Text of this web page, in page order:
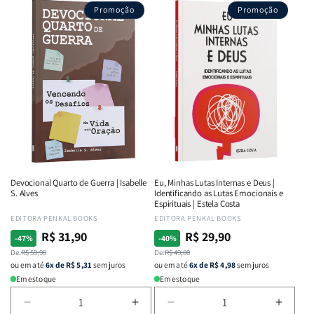
Promoção
Devocional Quarto de Guerra | Isabelle
S. Alves
Fornecedor:
EDITORA PENKAL BOOKS
-47%
Preço
normal
De:R$ 59,90
Preço
promocional
R$ 31,90
ou em até6x de R$ 5,31 sem juros
Em estoque
Aumentar
Promoção
Eu, Minhas Lutas Internas e Deus |
Identificando as Lutas Emocionais e
Espirituais | Estela Costa
Fornecedor:
EDITORA PENKAL BOOKS
-40%
Preço
normal
De:R$ 49,80
Preço
promocional
R$ 29,90
ou em até6x de R$ 4,98sem juros
Em estoque